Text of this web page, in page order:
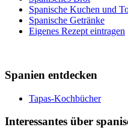
Spanische Kuchen und
Spanische Getränke
Eigenes Rezept eintragen
Spanien entdecken
Tapas-Kochbücher
Interessantes über